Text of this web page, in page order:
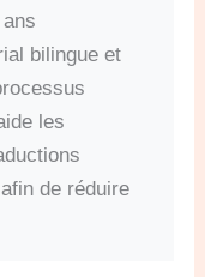
bilingue et
les
de réduire